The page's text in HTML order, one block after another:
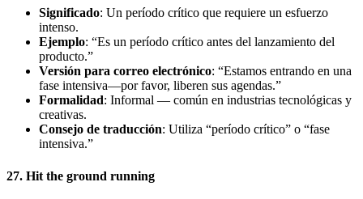
Significado: Un período crítico que requiere un esfuerzo
intenso.
Ejemplo: “Es un período crítico antes del lanzamiento del
producto.”
Versión para correo electrónico: “Estamos entrando en una
fase intensiva—por favor, liberen sus agendas.”
Formalidad: Informal — común en industrias tecnológicas y
creativas.
Consejo de traducción: Utiliza “período crítico” o “fase
intensiva.”
27. Hit the ground running